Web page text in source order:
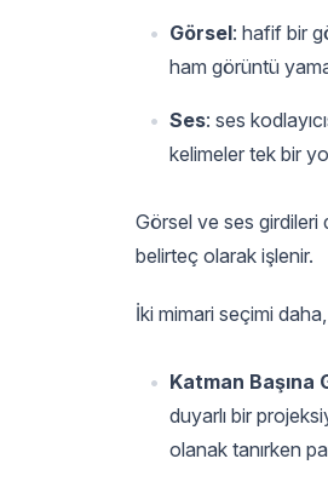
Görsel: hafif bir
ham görüntü
Ses: ses
kelimeler tek bir
Görsel ve ses girdileri
belirteç olarak işlenir.
İki mimari seçimi
Katman Başına
duyarlı bir
olanak tanırken